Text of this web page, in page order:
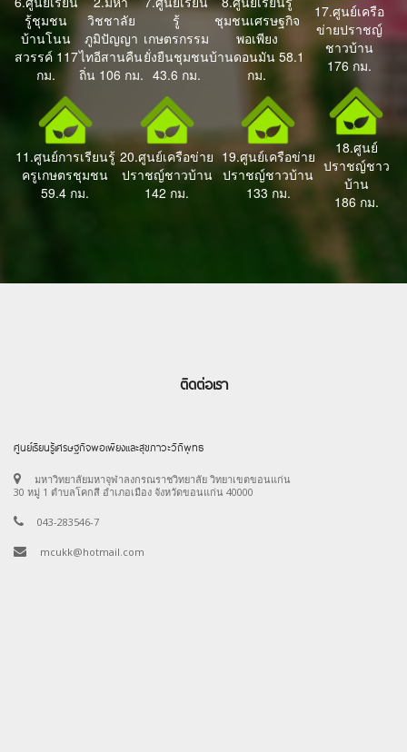
รู้ชุมชน
บ้านโนน
สวรรค์ 117
กม.
วิชชาลัย
ภูมิปัญญา
ไทอีสานคืน
ถิ่น 106 กม.
รู้
เกษตรกรรม
ยั่งยืนชุมชน
43.6 กม.
ชุมชนเศรษฐกิจ
พอเพียง
บ้านดอนมัน 58.1
กม.
17.ศูนย์เครือ
ข่ายปราชญ์
ชาวบ้าน
176 กม.
11.ศูนย์การเรียนรู้
ครูเกษตรชุมชน
59.4 กม.
20.ศูนย์เครือข่าย
ปราชญ์ชาวบ้าน
142 กม.
19.ศูนย์เครือข่าย
ปราชญ์ชาวบ้าน
133 กม.
18.ศูนย์
ปราชญ์ชาว
บ้าน
186 กม.
ติดต่อเรา
ศูนย์เรียนรู้เศรษฐกิจพอเพียงและสุขภาวะวิถีพุทธ
มหาวิทยาลัยมหาจุฬาลงกรณราชวิทยาลัย วิทยาเขตขอนแก่น
30 หมู่ 1 ตำบลโคกสี อำเภอเมือง จังหวัดขอนแก่น 40000
043-283546-7
mcukk@hotmail.com